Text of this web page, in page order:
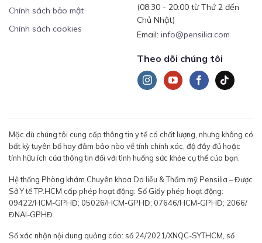
Chính sách bảo mật
Chính sách cookies
(08:30 - 20:00 từ Thứ 2 đến
Chủ Nhật)
Email: info@pensilia.com
Theo dõi chúng tôi
Mặc dù chúng tôi cung cấp thông tin y tế có chất lượng, nhưng không có
bất kỳ tuyên bố hay đảm bảo nào về tính chính xác, độ đầy đủ hoặc
tính hữu ích của thông tin đối với tình huống sức khỏe cụ thể của bạn.
Hệ thống Phòng khám Chuyên khoa Da liễu & Thẩm mỹ Pensilia – Được
Sở Y tế TP.HCM cấp phép hoạt động: Số Giấy phép hoạt động:
09422/HCM-GPHĐ; 05026/HCM-GPHĐ; 07646/HCM-GPHĐ; 2066/
ĐNAI-GPHĐ
Số xác nhận nội dung quảng cáo: số 24/2021/XNQC-SYTHCM, số